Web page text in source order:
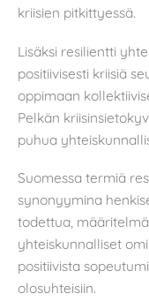
kriisien pitkittyessä.
Lisäksi resilientti
positiivisesti kriisiä
oppimaan
Pelkän
puhua
Suomessa termiä
synonyymina
todettua,
yhteiskunnalliset
positiivista
olosuhteisiin.